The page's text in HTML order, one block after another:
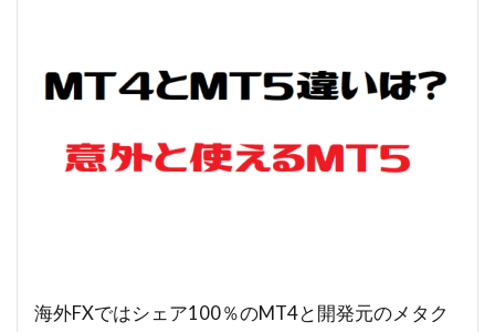
海外FXではシェア100％のMT4と開発元のメタク